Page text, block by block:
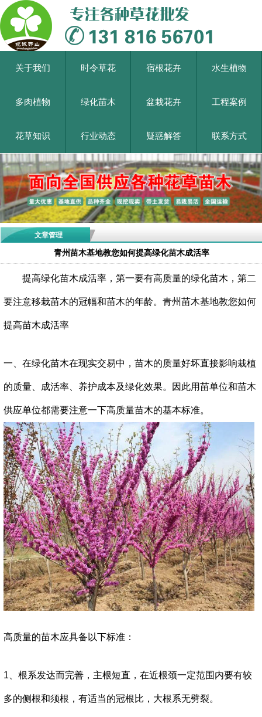
关于我们 时令草花 宿根花卉 水生植物
多肉植物 绿化苗木 盆栽花卉 工程案例
花草知识 行业动态 疑惑解答 联系方式
文章管理
青州苗木基地教您如何提高绿化苗木成活率
提高绿化苗木成活率，第一要有高质量的绿化苗木，第二
要注意移栽苗木的冠幅和苗木的年龄。青州苗木基地教您如何
提高苗木成活率
一、在绿化苗木在现实交易中，苗木的质量好坏直接影响栽植
的质量、成活率、养护成本及绿化效果。因此用苗单位和苗木
供应单位都需要注意一下高质量苗木的基本标准。
高质量的苗木应具备以下标准：
1、根系发达而完善，主根短直，在近根颈一定范围内要有较
多的侧根和须根，有适当的冠根比，大根系无劈裂。